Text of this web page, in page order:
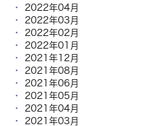
2022年04月
2022年03月
2022年02月
2022年01月
2021年12月
2021年08月
2021年06月
2021年05月
2021年04月
2021年03月